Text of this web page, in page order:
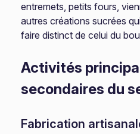
entremets, petits fours,
autres créations sucrées
faire distinct de celui du
Activités
secondaires du
Fabrication